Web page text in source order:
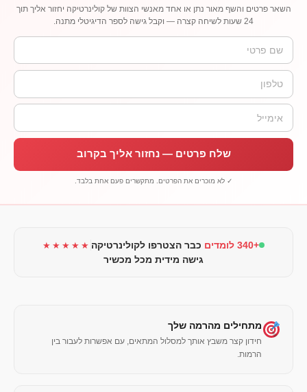
השאר פרטים והשף מאור נתן או אחד מאנשי הצוות של קולינרטיקה יחזור אליך תוך
24 שעות לשיחה קצרה — וקבל גישה לספר הדיגיטלי מתנה.
שלח פרטים — נחזור אליך בקרוב
✓ לא מוכרים את הפרטים. מתקשרים פעם אחת בלבד.
+340 לומדים כבר הצטרפו לקולינרטיקה ★★★★★
גישה מידית מכל מכשיר
מתחילים מהרמה שלך
חידון קצר משבץ אותך למסלול המתאים, עם אפשרות לעבור בין
הרמות.